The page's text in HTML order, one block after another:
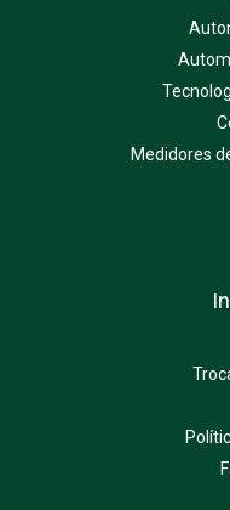
Medidores